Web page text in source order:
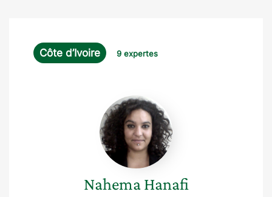
Côte d’Ivoire 9 expertes
Nahema
Hanafi
Nahema Hanafi